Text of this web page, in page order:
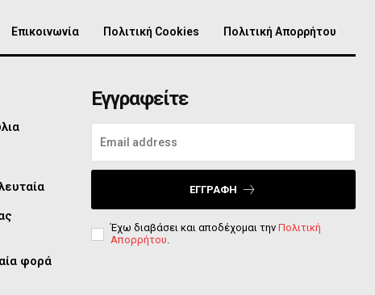
Επικοινωνία Πολιτική Cookies Πολιτική Απορρήτου
φορά
Εγγραφείτε
ΕΓΓΡΑΦΉ
Έχω διαβάσει και αποδέχομαι την Πολιτική
Απορρήτου.